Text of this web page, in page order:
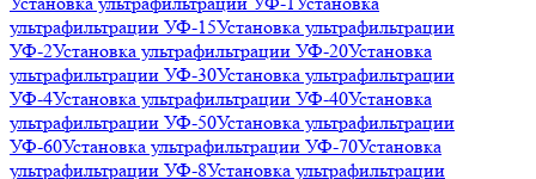
ультрафильтрации УФ-15Установка ультрафильтрации
УФ-2Установка ультрафильтрации УФ-20Установка
ультрафильтрации УФ-30Установка ультрафильтрации
УФ-4Установка ультрафильтрации УФ-40Установка
ультрафильтрации УФ-50Установка ультрафильтрации
УФ-60Установка ультрафильтрации УФ-70Установка
ультрафильтрации УФ-8Установка ультрафильтрации